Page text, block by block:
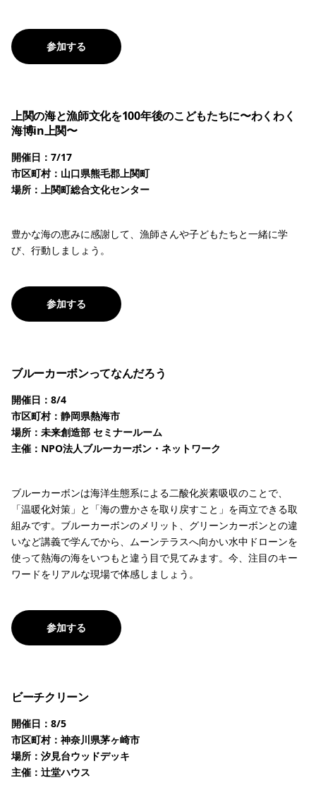
参加する
上関の海と漁師文化を100年後のこどもたちに〜わくわく
海博in上関〜
開催日：7/17
市区町村：山口県熊毛郡上関町
場所：上関町総合文化センター
豊かな海の恵みに感謝して、漁師さんや子どもたちと一緒に学
び、行動しましょう。
参加する
ブルーカーボンってなんだろう
開催日：8/4
市区町村：静岡県熱海市
場所：未来創造部 セミナールーム
主催：NPO法人ブルーカーボン・ネットワーク
ブルーカーボンは海洋生態系による二酸化炭素吸収のことで、
「温暖化対策」と「海の豊かさを取り戻すこと」を両立できる取
組みです。ブルーカーボンのメリット、グリーンカーボンとの違
いなど講義で学んでから、ムーンテラスへ向かい水中ドローンを
使って熱海の海をいつもと違う目で見てみます。今、注目のキー
ワードをリアルな現場で体感しましょう。
参加する
ビーチクリーン
開催日：8/5
市区町村：神奈川県茅ヶ崎市
場所：汐見台ウッドデッキ
主催：辻堂ハウス